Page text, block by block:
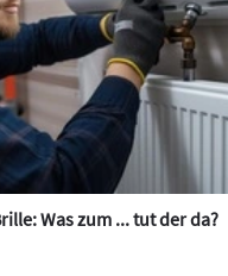
Was zum ... tut der da?